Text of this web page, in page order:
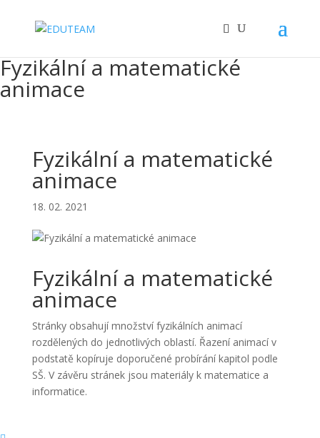
Fyzikální a matematické
animace
Fyzikální a matematické
animace
18. 02. 2021
Fyzikální a matematické
animace
Stránky obsahují množství fyzikálních animací
rozdělených do jednotlivých oblastí. Řazení animací v
podstatě kopíruje doporučené probírání kapitol podle
SŠ. V závěru stránek jsou materiály k matematice a
informatice.